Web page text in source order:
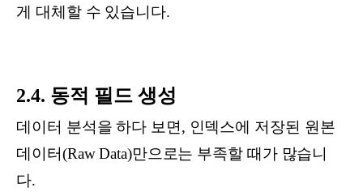
게 대체할 수 있습니다.
2.4. 동적 필드 생성
데이터 분석을 하다 보면, 인덱스에 저장된 원본
데이터(Raw Data)만으로는 부족할 때가 많습니
다.